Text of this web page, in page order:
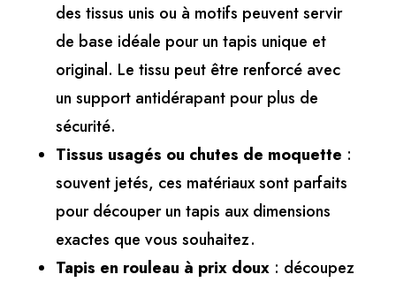
des tissus unis ou à motifs peuvent servir
de base idéale pour un tapis unique et
original. Le tissu peut être renforcé avec
un support antidérapant pour plus de
sécurité.
Tissus usagés ou chutes de moquette :
souvent jetés, ces matériaux sont parfaits
pour découper un tapis aux dimensions
exactes que vous souhaitez.
Tapis en rouleau à prix doux: découpez